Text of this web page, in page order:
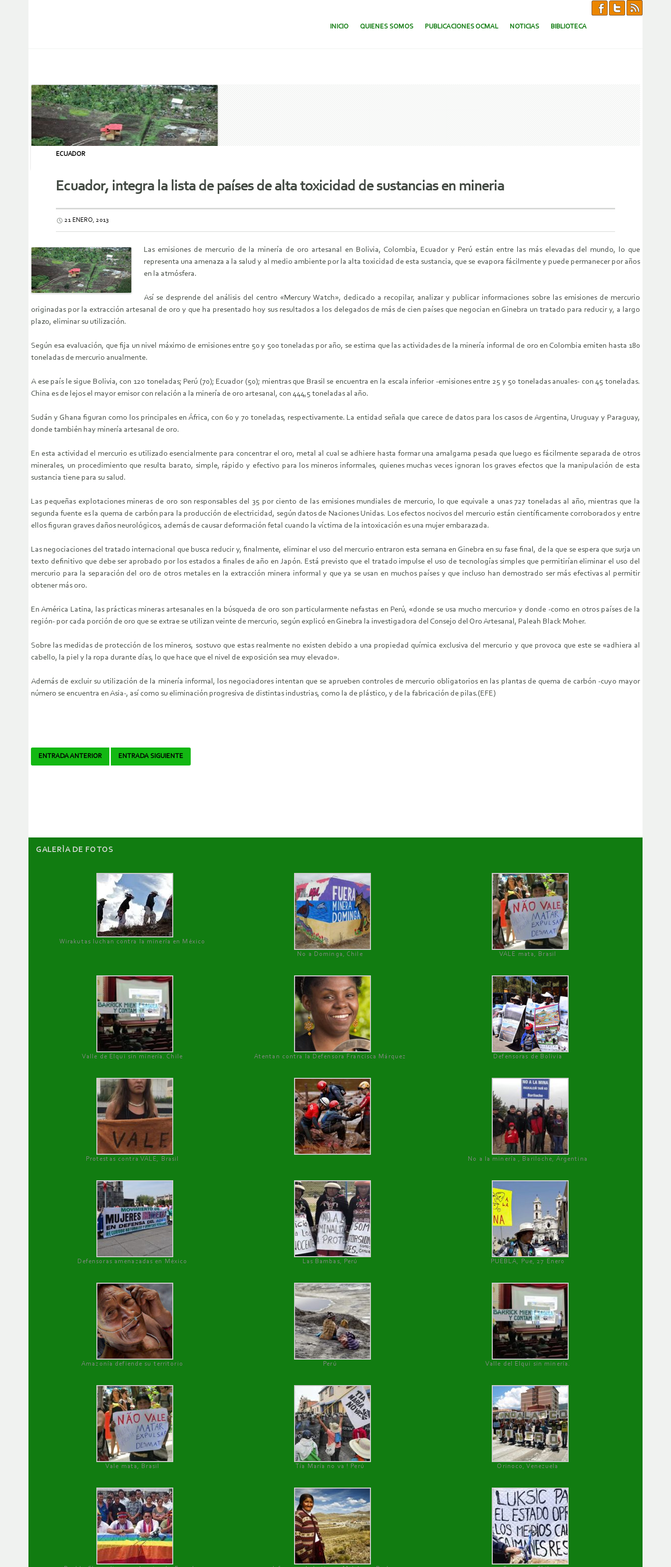
SALTAR AL CONTENIDO.
INICIO QUIENES SOMOS PUBLICACIONES OCMAL NOTICIAS BIBLIOTECA
ECUADOR
Ecuador, integra la lista de países de alta toxicidad de sustancias en mineria
21 ENERO, 2013
Las emisiones de mercurio de la minería de oro artesanal en Bolivia, Colombia, Ecuador y Perú están entre las más elevadas del mundo, lo que
representa una amenaza a la salud y al medio ambiente por la alta toxicidad de esta sustancia, que se evapora fácilmente y puede permanecer por años
en la atmósfera.
Así se desprende del análisis del centro «Mercury Watch», dedicado a recopilar, analizar y publicar informaciones sobre las emisiones de mercurio
originadas por la extracción artesanal de oro y que ha presentado hoy sus resultados a los delegados de más de cien países que negocian en Ginebra un tratado para reducir y, a largo
plazo, eliminar su utilización.
Según esa evaluación, que fija un nivel máximo de emisiones entre 50 y 500 toneladas por año, se estima que las actividades de la minería informal de oro en Colombia emiten hasta 180
toneladas de mercurio anualmente.
A ese país le sigue Bolivia, con 120 toneladas; Perú (70); Ecuador (50); mientras que Brasil se encuentra en la escala inferior -emisiones entre 25 y 50 toneladas anuales- con 45 toneladas.
China es de lejos el mayor emisor con relación a la minería de oro artesanal, con 444,5 toneladas al año.
Sudán y Ghana figuran como los principales en África, con 60 y 70 toneladas, respectivamente. La entidad señala que carece de datos para los casos de Argentina, Uruguay y Paraguay,
donde también hay minería artesanal de oro.
En esta actividad el mercurio es utilizado esencialmente para concentrar el oro, metal al cual se adhiere hasta formar una amalgama pesada que luego es fácilmente separada de otros
minerales, un procedimiento que resulta barato, simple, rápido y efectivo para los mineros informales, quienes muchas veces ignoran los graves efectos que la manipulación de esta
sustancia tiene para su salud.
Las pequeñas explotaciones mineras de oro son responsables del 35 por ciento de las emisiones mundiales de mercurio, lo que equivale a unas 727 toneladas al año, mientras que la
segunda fuente es la quema de carbón para la producción de electricidad, según datos de Naciones Unidas. Los efectos nocivos del mercurio están científicamente corroborados y entre
ellos figuran graves daños neurológicos, además de causar deformación fetal cuando la víctima de la intoxicación es una mujer embarazada.
Las negociaciones del tratado internacional que busca reducir y, finalmente, eliminar el uso del mercurio entraron esta semana en Ginebra en su fase final, de la que se espera que surja un
texto definitivo que debe ser aprobado por los estados a finales de año en Japón. Está previsto que el tratado impulse el uso de tecnologías simples que permitirían eliminar el uso del
mercurio para la separación del oro de otros metales en la extracción minera informal y que ya se usan en muchos países y que incluso han demostrado ser más efectivas al permitir
obtener más oro.
En América Latina, las prácticas mineras artesanales en la búsqueda de oro son particularmente nefastas en Perú, «donde se usa mucho mercurio» y donde -como en otros países de la
región- por cada porción de oro que se extrae se utilizan veinte de mercurio, según explicó en Ginebra la investigadora del Consejo del Oro Artesanal, Paleah Black Moher.
Sobre las medidas de protección de los mineros, sostuvo que estas realmente no existen debido a una propiedad química exclusiva del mercurio y que provoca que este se «adhiera al
cabello, la piel y la ropa durante días, lo que hace que el nivel de exposición sea muy elevado».
Además de excluir su utilización de la minería informal, los negociadores intentan que se aprueben controles de mercurio obligatorios en las plantas de quema de carbón -cuyo mayor
número se encuentra en Asia-, así como su eliminación progresiva de distintas industrias, como la de plástico, y de la fabricación de pilas.(EFE)
Navegador
ENTRADA ANTERIOR ENTRADA SIGUIENTE
GALERÌA DE FOTOS
Wirakutas luchan contra la minería en México
No a Dominga, Chile
VALE mata, Brasil
Valle de Elqui sin minería. Chile Atentan contra la Defensora Francisca Márquez Defensoras de Bolivia
Protestas contra VALE, Brasil No a la minería , Bariloche, Argentina
Defensoras amenazadas en México Las Bambas, Perú PUEBLA, Pue, 27 Enero
Amazonía defiende su territorio Perú Valle del Elqui sin minería.
Vale mata, Brasil Tía María no va ! Perú Orinoco, Venezuela